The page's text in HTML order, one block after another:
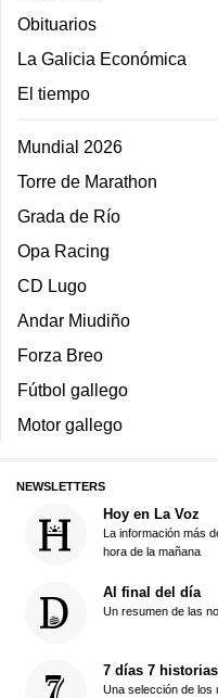
Obituarios
La Galicia Económica
El tiempo
Mundial 2026
Torre de Marathon
Grada de Río
Opa Racing
CD Lugo
Andar Miudiño
Forza Breo
Fútbol gallego
Motor gallego
NEWSLETTERS
Hoy en La Voz
La información más
hora de la mañana
Al final del día
Un resumen de las
7 días 7 historias
Una selección de los